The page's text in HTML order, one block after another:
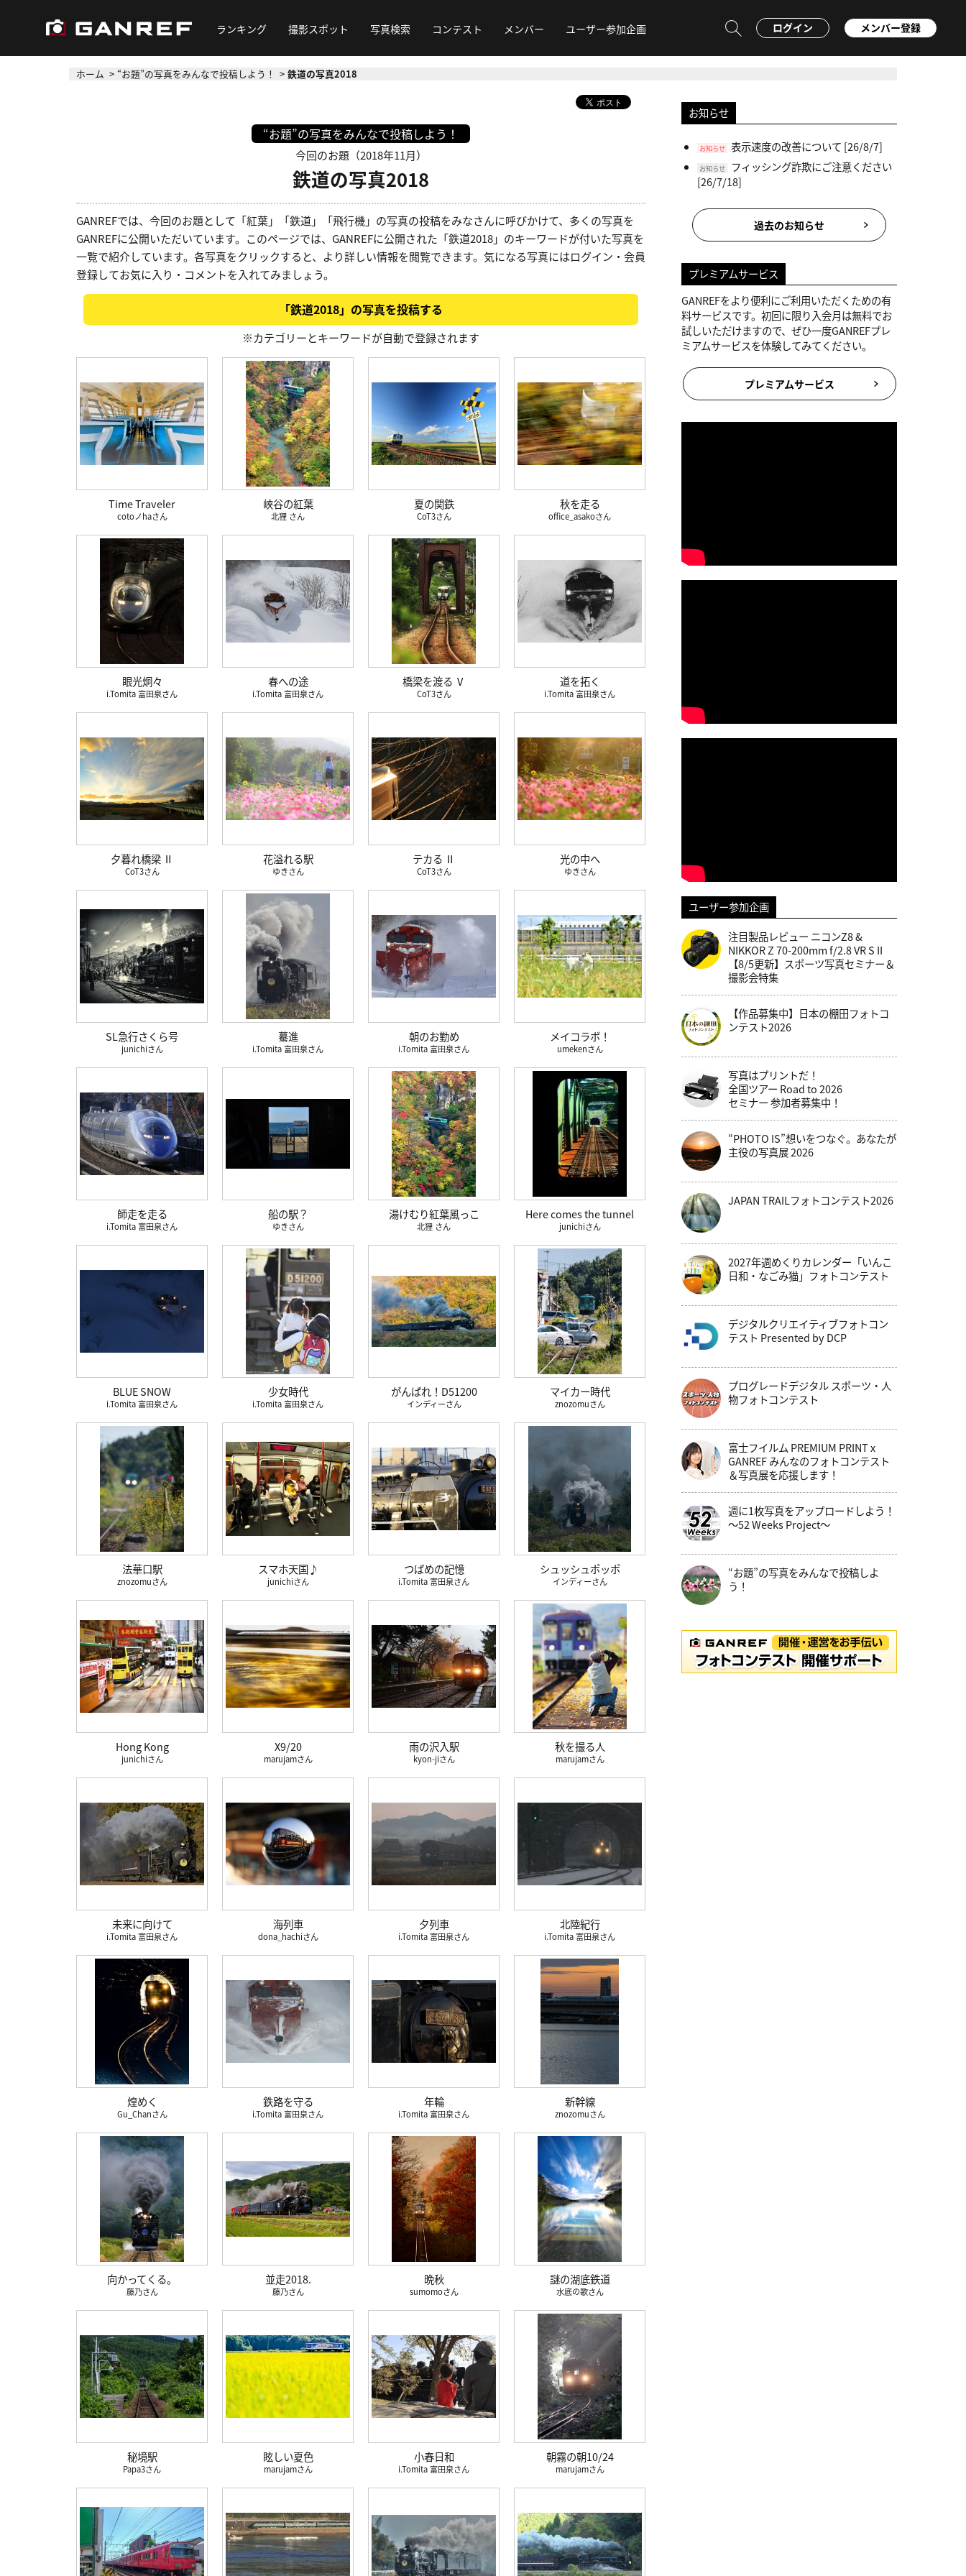
ランキング 撮影スポット 写真検索 コンテスト メンバー ユーザー参加企画 ログイン メンバー登録
ホーム “お題”の写真をみんなで投稿しよう！ 鉄道の写真2018
“お題”の写真をみんなで投稿しよう！
今回のお題（2018年11月）
鉄道の写真2018
GANREFでは、今回のお題として「紅葉」「鉄道」「飛行機」の写真の投稿をみなさんに呼びかけて、多くの写真を
GANREFに公開いただいています。このページでは、GANREFに公開された「鉄道2018」のキーワードが付いた写真を
一覧で紹介しています。各写真をクリックすると、より詳しい情報を閲覧できます。気になる写真にはログイン・会員
登録してお気に入り・コメントを入れてみましょう。
「鉄道2018」の写真を投稿する
※カテゴリーとキーワードが自動で登録されます
Time Traveler
cotoノha
峡谷の紅葉
北狸
夏の関鉄
CoT3
秋を走る
office_asako
眼光炯々
i.Tomita 富田泉
春への途
i.Tomita 富田泉
橋梁を渡る Ⅴ
CoT3
道を拓く
i.Tomita 富田泉
夕暮れ橋梁 Ⅱ
CoT3
花溢れる駅
ゆき
テカる Ⅱ
CoT3
光の中へ
ゆき
SL急行さくら号
junichi
驀進
i.Tomita 富田泉
朝のお勤め
i.Tomita 富田泉
メイコラボ！
umeken
師走を走る
i.Tomita 富田泉
船の駅？
ゆき
湯けむり紅葉風っこ
北狸
Here comes the tunnel
junichi
BLUE SNOW
i.Tomita 富田泉
少女時代
i.Tomita 富田泉
がんばれ！D51200
インディー
マイカー時代
znozomu
法華口駅
znozomu
スマホ天国♪
junichi
つばめの記憶
i.Tomita 富田泉
シュッシュポッポ
インディー
Hong Kong
junichi
X9/20
marujam
雨の沢入駅
kyon-ji
秋を撮る人
marujam
未来に向けて
i.Tomita 富田泉
海列車
dona_hachi
夕列車
i.Tomita 富田泉
北陸紀行
i.Tomita 富田泉
煌めく
Gu_Chan
鉄路を守る
i.Tomita 富田泉
年輪
i.Tomita 富田泉
新幹線
znozomu
向かってくる。
藤乃
並走2018.
藤乃
晩秋
sumomo
謎の湖底鉄道
水底の歌
秘境駅
Papa3
眩しい夏色
marujam
小春日和
i.Tomita 富田泉
朝霧の朝10/24
marujam
お知らせ
お知らせ 表示速度の改善について [26/8/7]
お知らせ
フィッシング詐欺にご注意ください
[26/7/18]
過去のお知らせ
プレミアムサービス
GANREFをより便利にご利用いただくための有
料サービスです。初回に限り入会月は無料でお
試しいただけますので、ぜひ一度GANREFプレ
ミアムサービスを体験してみてください。
プレミアムサービス
ユーザー参加企画
注目製品レビュー ニコンZ8 &
NIKKOR Z 70-200mm f/2.8 VR S II
【8/5更新】スポーツ写真セミナー＆
撮影会特集
【作品募集中】日本の棚田フォトコ
ンテスト2026
写真はプリントだ！
全国ツアー Road to 2026
セミナー 参加者募集中！
“PHOTO IS”想いをつなぐ。あなたが
主役の写真展 2026
JAPAN TRAILフォトコンテスト2026
2027年週めくりカレンダー「いんこ
日和・なごみ猫」フォトコンテスト
デジタルクリエイティブフォトコン
テスト Presented by DCP
プログレードデジタル スポーツ・人
物フォトコンテスト
富士フイルム PREMIUM PRINT x
GANREF みんなのフォトコンテスト
＆写真展を応援します！
週に1枚写真をアップロードしよう！
～52 Weeks Project～
“お題”の写真をみんなで投稿しよ
う！